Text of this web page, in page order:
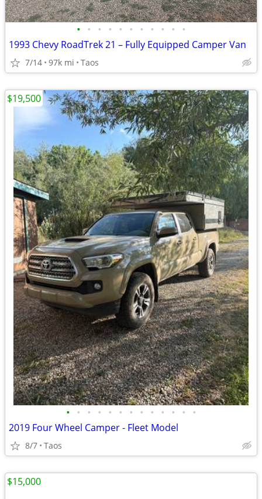
• • • • • • • • • • •
1993 Chevy RoadTrek 21 – Fully Equipped Camper Van
7/14 97k mi Taos
• • • • • • • • • • • • •
2019 Four Wheel Camper - Fleet Model
8/7 Taos
$19,500
$15,000